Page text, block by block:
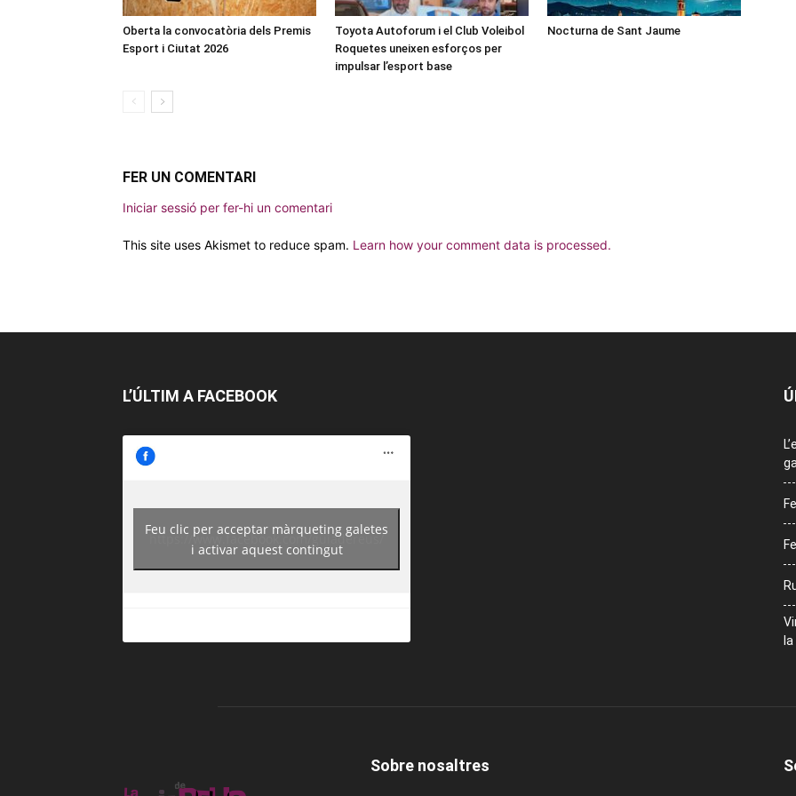
Oberta la convocatòria dels Premis
Esport i Ciutat 2026
Toyota Autoforum i el Club Voleibol
Roquetes uneixen esforços per
impulsar l’esport base
Nocturna de Sant Jaume
FER UN COMENTARI
Iniciar sessió per fer-hi un comentari
This site uses Akismet to reduce spam. Learn how your comment data is processed.
L’ÚLTIM A FACEBOOK
https://www.facebook.com/guiadereus/
Feu clic per acceptar màrqueting galetes
i activar aquest contingut
Sobre nosaltres